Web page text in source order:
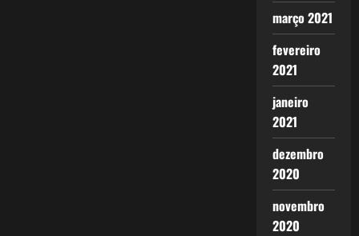
março 2021
fevereiro
2021
janeiro
2021
dezembro
2020
novembro
2020